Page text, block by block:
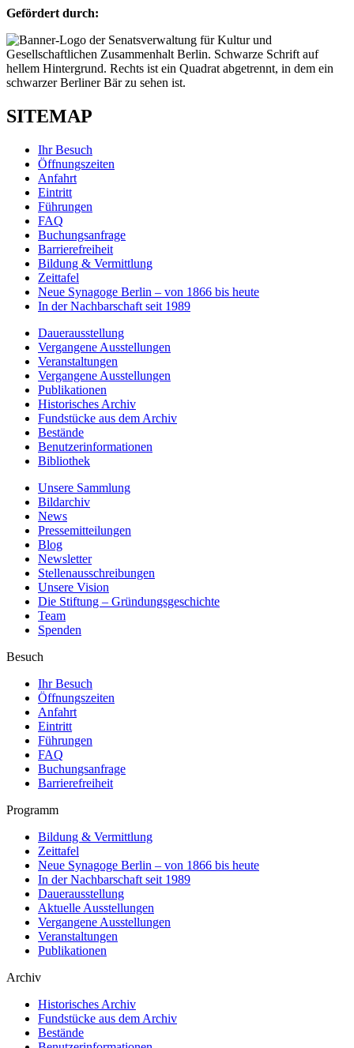
Gefördert durch:
SITEMAP
Ihr Besuch
Öffnungszeiten
Anfahrt
Eintritt
Führungen
FAQ
Buchungsanfrage
Barrierefreiheit
Bildung & Vermittlung
Zeittafel
Neue Synagoge Berlin – von 1866 bis heute
In der Nachbarschaft seit 1989
Dauerausstellung
Vergangene Ausstellungen
Veranstaltungen
Vergangene Ausstellungen
Publikationen
Historisches Archiv
Fundstücke aus dem Archiv
Bestände
Benutzerinformationen
Bibliothek
Unsere Sammlung
Bildarchiv
News
Pressemitteilungen
Blog
Newsletter
Stellenausschreibungen
Unsere Vision
Die Stiftung – Gründungsgeschichte
Team
Spenden
Besuch
Ihr Besuch
Öffnungszeiten
Anfahrt
Eintritt
Führungen
FAQ
Buchungsanfrage
Barrierefreiheit
Programm
Bildung & Vermittlung
Zeittafel
Neue Synagoge Berlin – von 1866 bis heute
In der Nachbarschaft seit 1989
Dauerausstellung
Aktuelle Ausstellungen
Vergangene Ausstellungen
Veranstaltungen
Publikationen
Archiv
Historisches Archiv
Fundstücke aus dem Archiv
Bestände